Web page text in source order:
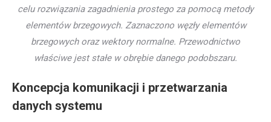
celu rozwiązania zagadnienia prostego za pomocą metody
elementów brzegowych. Zaznaczono węzły elementów
brzegowych oraz wektory normalne. Przewodnictwo
właściwe jest stałe w obrębie danego podobszaru.
Koncepcja komunikacji i przetwarzania
danych systemu